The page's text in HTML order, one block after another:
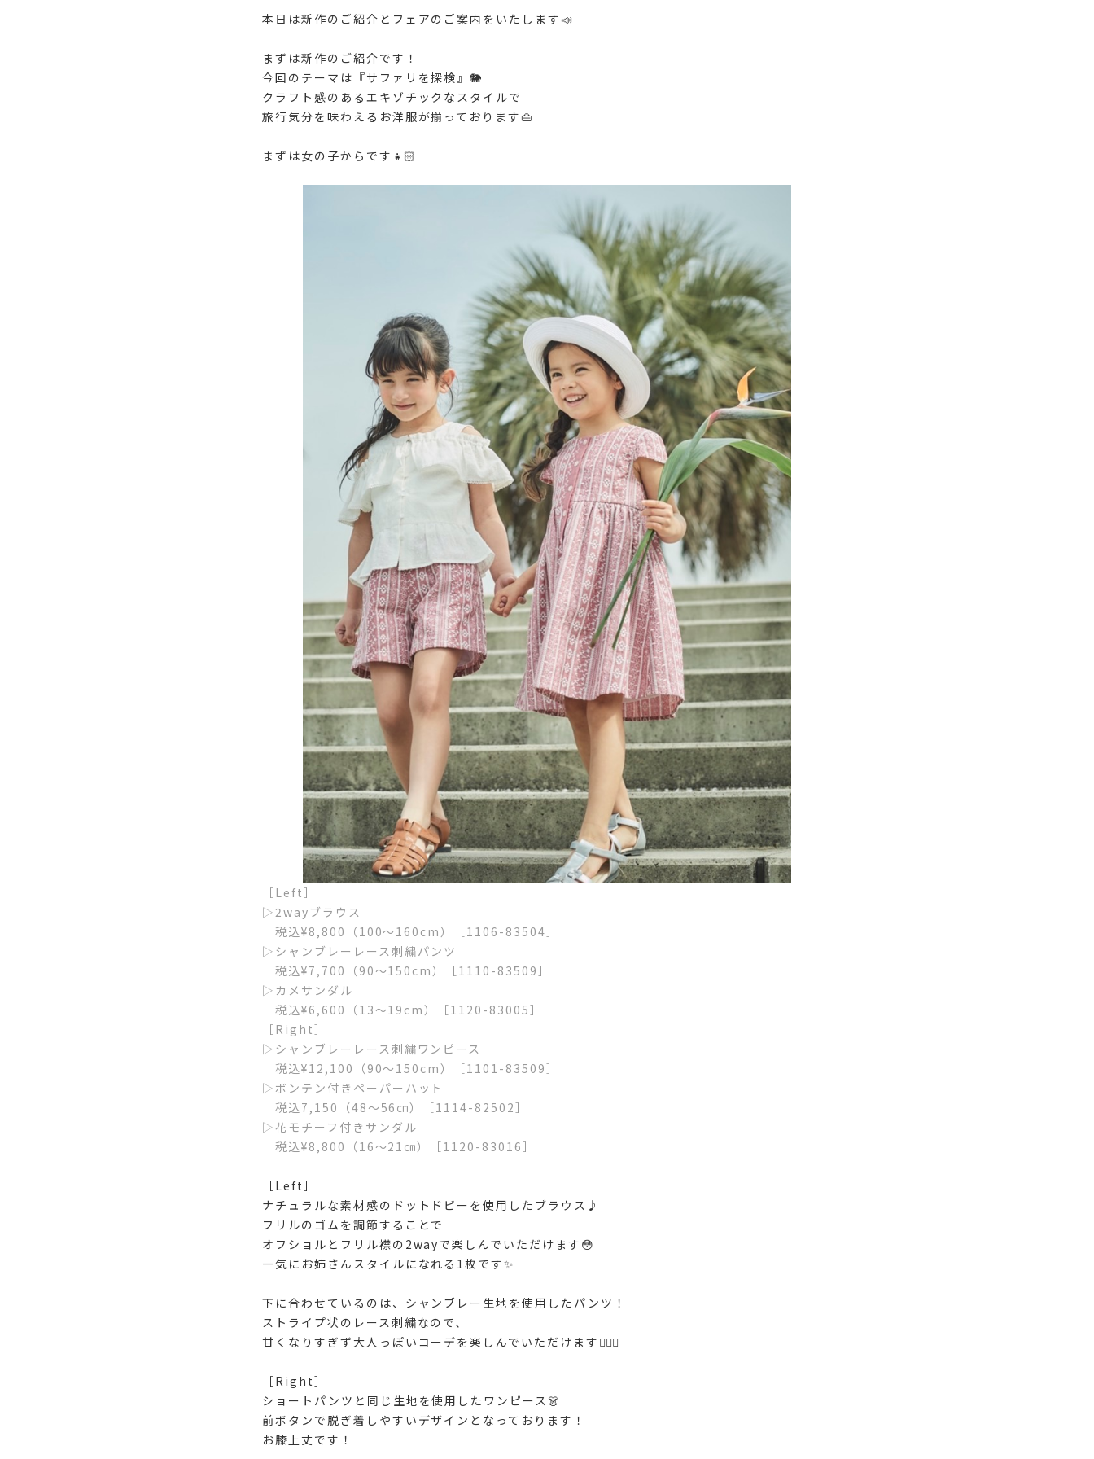
本日は新作のご紹介とフェアのご案内をいたします📣
まずは新作のご紹介です！
今回のテーマは『サファリを探検』🐘
クラフト感のあるエキゾチックなスタイルで
旅行気分を味わえるお洋服が揃っております👜
まずは女の子からです👧🏻
［Left］
▷2wayブラウス
税込¥8,800（100〜160cm）［1106-83504］
▷シャンブレーレース刺繍パンツ
税込¥7,700（90〜150cm）［1110-83509］
▷カメサンダル
税込¥6,600（13〜19cm）［1120-83005］
［Right］
▷シャンブレーレース刺繍ワンピース
税込¥12,100（90〜150cm）［1101-83509］
▷ボンテン付きペーパーハット
税込7,150（48〜56㎝）［1114-82502］
▷花モチーフ付きサンダル
税込¥8,800（16〜21㎝）［1120-83016］
［Left］
ナチュラルな素材感のドットドビーを使用したブラウス♪
フリルのゴムを調節することで
オフショルとフリル襟の2wayで楽しんでいただけます😳
一気にお姉さんスタイルになれる1枚です✨
下に合わせているのは、シャンブレー生地を使用したパンツ！
ストライプ状のレース刺繍なので、
甘くなりすぎず大人っぽいコーデを楽しんでいただけます🙆🏻‍♀️
［Right］
ショートパンツと同じ生地を使用したワンピース👗
前ボタンで脱ぎ着しやすいデザインとなっております！
お膝上丈です！